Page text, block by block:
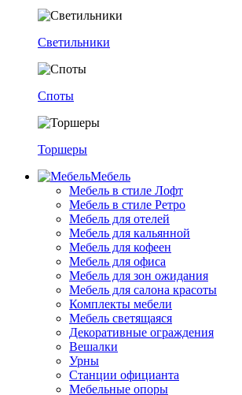
Светильники
Споты
Торшеры
Мебель
Мебель в стиле Лофт
Мебель в стиле Ретро
Мебель для отелей
Мебель для кальянной
Мебель для кофеен
Мебель для офиса
Мебель для зон ожидания
Мебель для салона красоты
Комплекты мебели
Мебель светящаяся
Декоративные ограждения
Вешалки
Урны
Станции официанта
Мебельные опоры